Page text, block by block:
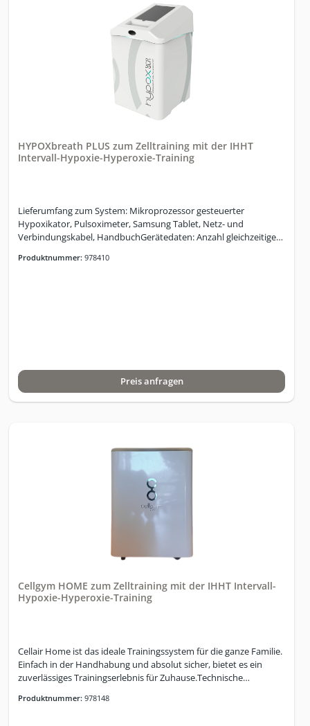
integriertMehre individuelle Programme pro Kunde und als
Vorlage anlegbarProgramme nach Therapieplan des Hauses
anpassbarHypoxie/Hyperoxie und Hypoxie/Normoxie sowie
Automatikprogramm kann ausgewählt werden„stufenlose“
Hyperoxie Vorphase„Optische Phasenkontrolle“ (LED Lichtring
an den Stationen ermöglichen über große Distanz einen visuellen
Check, und es ist schnell erkennbar in welcher Phase der
Therapie die laufende Session sich befindet, so wird der Kunde
nicht durch Geräusche gestört)Hypoxie Test zur Bestimmung der
integiertTrainingsauswertungen der Session
integriertPhasendifferenziertes HRV-MonitoringIHM -
-20%Dezentrale Steuerung (ohne Strahlung da
kabelgebunden)Multiuserfähig ohne
StandortanbindungAusdrucke und Export der Mess- und
Anwendungsergebnisse
HYPOXbreath PLUS zum Zelltraining mit der IHHT
Intervall-Hypoxie-Hyperoxie-Training
Lieferumfang zum System: Mikroprozessor gesteuerter
Hypoxikator, Pulsoximeter, Samsung Tablet, Netz- und
Verbindungskabel, HandbuchGerätedaten: Anzahl gleichzeitiger
%; Normoxie: 20,9 %; Hyperoxie: 34 %; Abmessungen (B x H x T) /
Monate Technische Daten:1 Therapieplatz1 Tablet (Android) für
Bedienung und MonitoringSimulation von 9 – 16 % Sauerstoff,
entspricht einer Höhe von 2.140 m – 6.500 mIntervall - Wechsel
anlegbarProgramme nach Therapieplan des Hauses
anpassbarHypoxie/Hyperoxie und Hypoxie/Normoxie kann
eingestellt werden„Invers“ Modus (das Protokoll kann bei Bedarf
mit Hyperoxie gestartet werden)Hypoxie Test zur Bestimmung
der idealen O2 Initialdosis integriertAtemanhalte-Test (BOLT)
integriert, mit VerlaufskontrolleHRV Basis-Test integriert (Stress
Index “SI” und RMSSD)HRV Realtime Messung integriert
gemessen)Trainingsauswertungen der Session
integriertIHM - Intelligentes Hyperoxie Management
Produktnummer: 978410
Preis anfragen
Cellgym HOME zum Zelltraining mit der IHHT Intervall-
Hypoxie-Hyperoxie-Training
Cellair Home ist das ideale Trainingssystem für die ganze Familie.
Einfach in der Handhabung und absolut sicher, bietet es ein
zuverlässiges Trainingserlebnis für Zuhause.Technische
Session IndexOAPC –Oxygen Atmospheric Pressure
Produktnummer: 978148